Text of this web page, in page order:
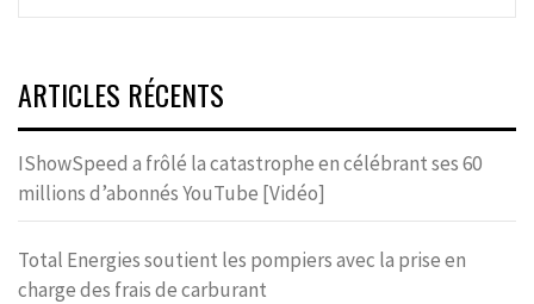
ARTICLES RÉCENTS
IShowSpeed a frôlé la catastrophe en célébrant ses 60
millions d’abonnés YouTube [Vidéo]
Total Energies soutient les pompiers avec la prise en
charge des frais de carburant